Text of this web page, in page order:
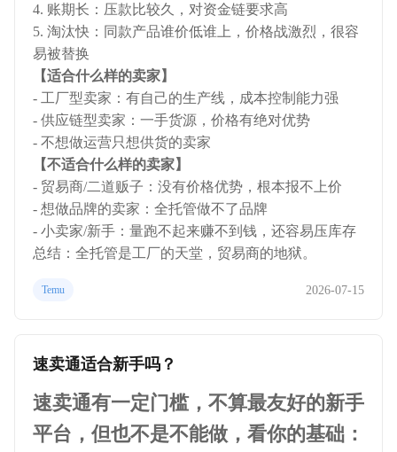
4. 账期长：压款比较久，对资金链要求高
5. 淘汰快：同款产品谁价低谁上，价格战激烈，很容
易被替换
【适合什么样的卖家】
- 工厂型卖家：有自己的生产线，成本控制能力强
- 供应链型卖家：一手货源，价格有绝对优势
- 不想做运营只想供货的卖家
【不适合什么样的卖家】
- 贸易商/二道贩子：没有价格优势，根本报不上价
- 想做品牌的卖家：全托管做不了品牌
- 小卖家/新手：量跑不起来赚不到钱，还容易压库存
总结：全托管是工厂的天堂，贸易商的地狱。
Temu 2026-07-15
速卖通适合新手吗？
速卖通有一定门槛，不算最友好的新手
平台，但也不是不能做，看你的基础：